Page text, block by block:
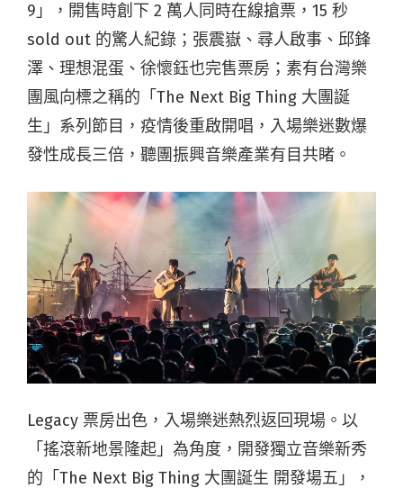
9」，開售時創下 2 萬人同時在線搶票，15 秒
sold out 的驚人紀錄；張震嶽、尋人啟事、邱鋒
澤、理想混蛋、徐懷鈺也完售票房；素有台灣樂
團風向標之稱的「The Next Big Thing 大團誕
生」系列節目，疫情後重啟開唱，入場樂迷數爆
發性成長三倍，聽團振興音樂產業有目共睹。
Legacy 票房出色，入場樂迷熱烈返回現場。以
「搖滾新地景隆起」為角度，開發獨立音樂新秀
的「The Next Big Thing 大團誕生 開發場五」，